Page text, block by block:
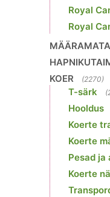
Royal
Royal
MÄÄRAMATA
KOER (2270)
T-särk
Hooldus
Koerte
Koerte
Pesad ja
Koerte